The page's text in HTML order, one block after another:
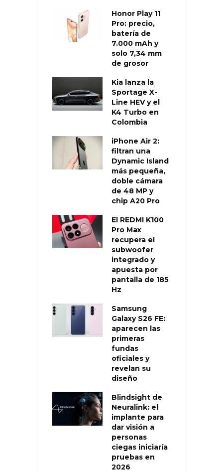
Honor Play 11
Pro: precio,
batería de
7.000 mAh y
solo 7,34 mm
de grosor
Kia lanza la
Sportage X-
Line HEV y el
K4 Turbo en
Colombia
iPhone Air 2:
filtran una
Dynamic Island
más pequeña,
doble cámara
de 48 MP y
chip A20 Pro
El REDMI K100
Pro Max
recupera el
subwoofer
integrado y
apuesta por
pantalla de 185
Hz
Samsung
Galaxy S26 FE:
aparecen las
primeras
fundas
oficiales y
revelan su
diseño
Blindsight de
Neuralink: el
implante para
dar visión a
personas
ciegas iniciaría
pruebas en
2026